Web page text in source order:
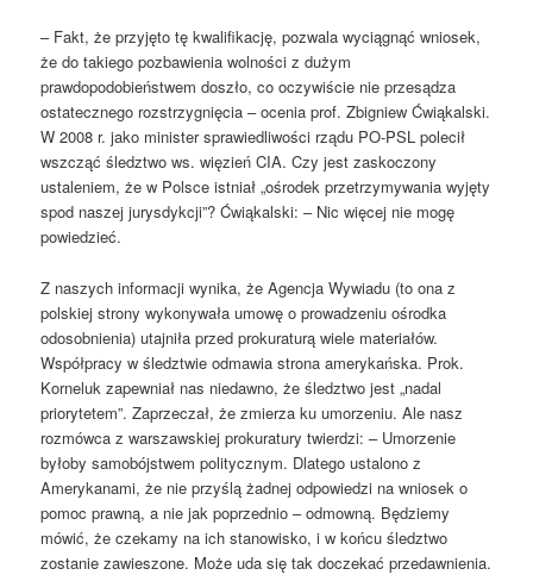
– Fakt, że przyjęto tę kwalifikację, pozwala wyciągnąć wniosek,
że do takiego pozbawienia wolności z dużym
prawdopodobieństwem doszło, co oczywiście nie przesądza
ostatecznego rozstrzygnięcia – ocenia prof. Zbigniew Ćwiąkalski.
W 2008 r. jako minister sprawiedliwości rządu PO-PSL polecił
wszcząć śledztwo ws. więzień CIA. Czy jest zaskoczony
ustaleniem, że w Polsce istniał „ośrodek przetrzymywania wyjęty
spod naszej jurysdykcji”? Ćwiąkalski: – Nic więcej nie mogę
powiedzieć.
Z naszych informacji wynika, że Agencja Wywiadu (to ona z
polskiej strony wykonywała umowę o prowadzeniu ośrodka
odosobnienia) utajniła przed prokuraturą wiele materiałów.
Współpracy w śledztwie odmawia strona amerykańska. Prok.
Korneluk zapewniał nas niedawno, że śledztwo jest „nadal
priorytetem”. Zaprzeczał, że zmierza ku umorzeniu. Ale nasz
rozmówca z warszawskiej prokuratury twierdzi: – Umorzenie
byłoby samobójstwem politycznym. Dlatego ustalono z
Amerykanami, że nie przyślą żadnej odpowiedzi na wniosek o
pomoc prawną, a nie jak poprzednio – odmowną. Będziemy
mówić, że czekamy na ich stanowisko, i w końcu śledztwo
zostanie zawieszone. Może uda się tak doczekać przedawnienia.